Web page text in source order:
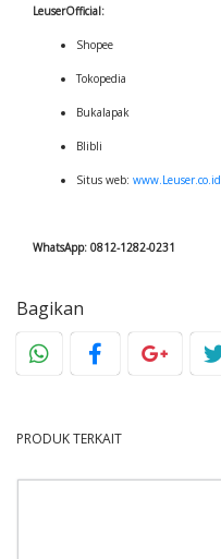
LeuserOfficial:
Shopee
Tokopedia
Bukalapak
Blibli
Situs web: www.Leuser.co.id
WhatsApp: 0812-1282-0231
Bagikan
PRODUK TERKAIT